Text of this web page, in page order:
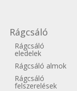
Rágcsáló
Rágcsáló
eledelek
Rágcsáló almok
Rágcsáló
felszerelések